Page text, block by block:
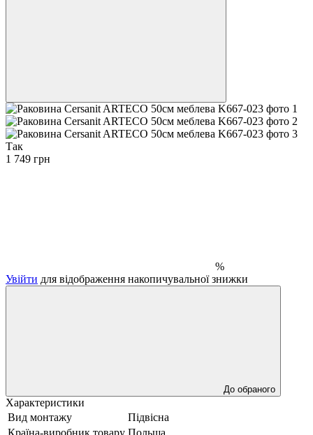
Так
1 749 грн
%
Увійти для відображення накопичувальної знижки
До обраного
Характеристики
Вид монтажу
Підвісна
Країна-виробник товару Польща